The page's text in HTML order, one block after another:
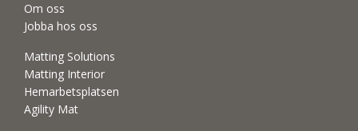
Om oss
Jobba hos oss
Matting Solutions
Matting Interior
Hemarbetsplatsen
Agility Mat